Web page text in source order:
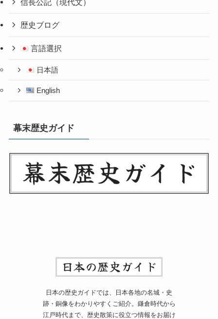
信長公記（現代文）
歴史ブログ
言語選択
日本語
English
幕末歴史ガイド
日本の歴史ガイドでは、日本各地の名城・史
跡・銅像をわかりやすくご紹介。鎌倉時代から
江戸時代まで、歴史散策に役立つ情報をお届け